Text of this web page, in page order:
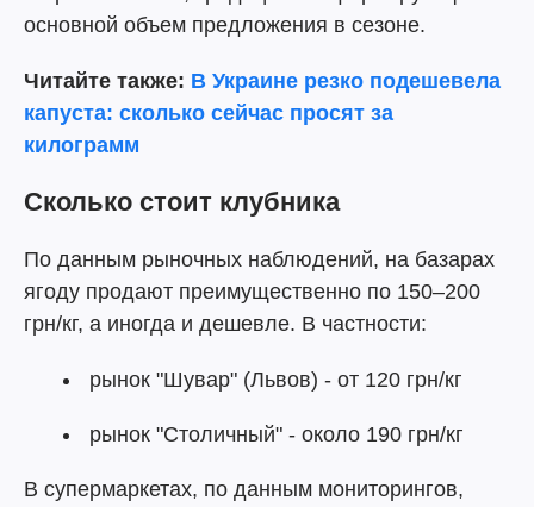
основной объем предложения в сезоне.
Читайте также: В Украине резко подешевела
капуста: сколько сейчас просят за
килограмм
Сколько стоит клубника
По данным рыночных наблюдений, на базарах
ягоду продают преимущественно по 150–200
грн/кг, а иногда и дешевле. В частности:
рынок "Шувар" (Львов) - от 120 грн/кг
рынок "Столичный" - около 190 грн/кг
В супермаркетах, по данным мониторингов,